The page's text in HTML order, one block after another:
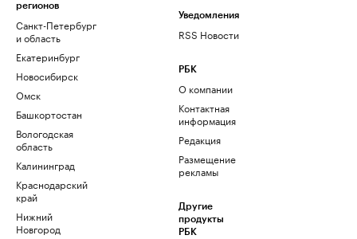
регионов
Санкт-Петербург
и область
Екатеринбург
Новосибирск
Омск
Башкортостан
Вологодская
область
Калининград
Краснодарский
край
Нижний
Новгород
Уведомления
RSS Новости
РБК
О компании
Контактная
информация
Редакция
Размещение
рекламы
Другие
продукты
РБК